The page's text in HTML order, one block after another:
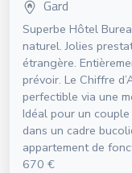
Gard
Superbe Hôtel
naturel. Jolies
étrangère.
prévoir. Le Chiffre
perfectible via une
Idéal pour un
dans un cadre
appartement de
670 €